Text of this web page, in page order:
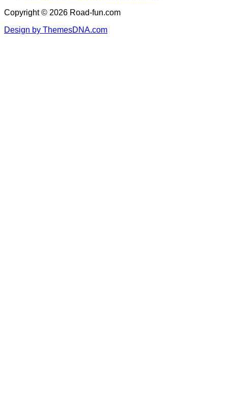
Copyright © 2026 Road-fun.com
Design by ThemesDNA.com